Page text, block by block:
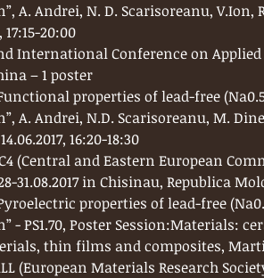
A. Andrei, N. D. Scarisoreanu, V.Ion,
17:15-20:00
International Conference on
– 1 poster
properties of lead-free
A. Andrei, N.D. Scarisoreanu, M.
16:20-18:30
(Central and Eastern European
31.08.2017 in Chisinau, Republica
properties of lead-free
- PS1.70, Poster Session:Materials:
thin films and composites, Marti,
(European Materials Research